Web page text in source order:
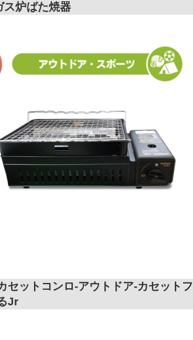
ス炉ばた焼器
セットコンロ-アウトドア-カセットフ
Jr